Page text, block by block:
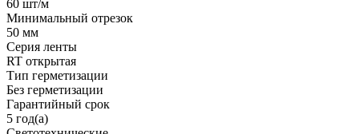
60 шт/м
Минимальный отрезок
50 мм
Серия ленты
RT открытая
Тип герметизации
Без герметизации
Гарантийный срок
5 год(а)